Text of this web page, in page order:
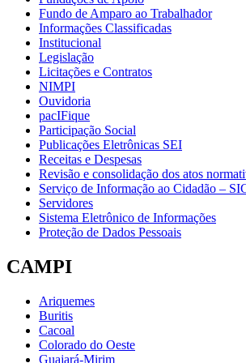
Fundo de Amparo ao Trabalhador
Informações Classificadas
Institucional
Legislação
Licitações e Contratos
NIMPI
Ouvidoria
pacIFique
Participação Social
Publicações Eletrônicas SEI
Receitas e Despesas
Revisão e consolidação dos atos
Serviço de Informação ao Cidadão –
Servidores
Sistema Eletrônico de Informações
Proteção de Dados Pessoais
CAMPI
Ariquemes
Buritis
Cacoal
Colorado do Oeste
Guajará-Mirim